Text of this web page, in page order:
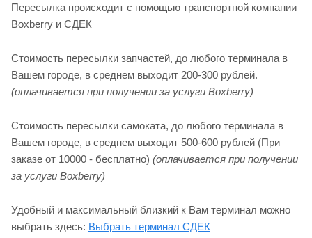
Пересылка происходит с помощью транспортной компании
Boxberry и СДЕК
Стоимость пересылки запчастей, до любого терминала в
Вашем городе, в среднем выходит 200-300 рублей.
(оплачивается при получении за услуги Boxberry)
Стоимость пересылки самоката, до любого терминала в
Вашем городе, в среднем выходит 500-600 рублей (При
заказе от 10000 - бесплатно) (оплачивается при получении
за услуги Boxberry)
Удобный и максимальный близкий к Вам терминал можно
выбрать здесь: Выбрать терминал СДЕК